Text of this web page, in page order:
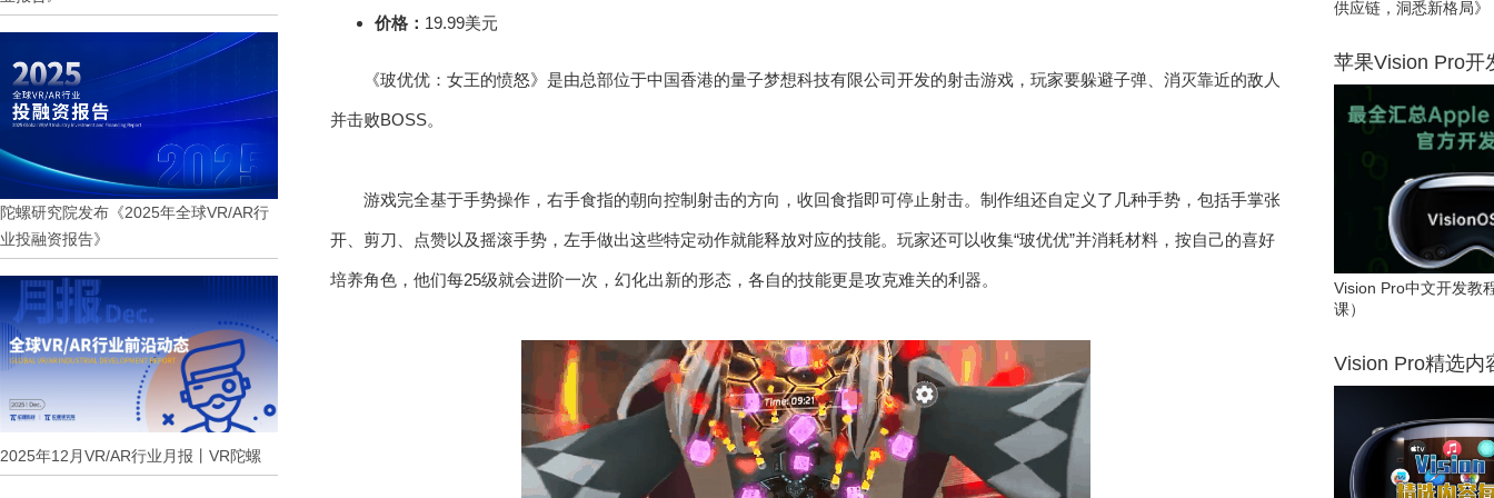
陀螺研究院发布《2025年全球VR/AR行
业投融资报告》
2025年12月VR/AR行业月报丨VR陀螺
价格： 19.99美元
《玻优优：女王的愤怒》是由总部位于中国香港的量子梦想科技有限公司开发的射击游戏，玩家要躲避子弹、消灭靠近的敌人
并击败BOSS。
游戏完全基于手势操作，右手食指的朝向控制射击的方向，收回食指即可停止射击。制作组还自定义了几种手势，包括手掌张
开、剪刀、点赞以及摇滚手势，左手做出这些特定动作就能释放对应的技能。玩家还可以收集“玻优优”并消耗材料，按自己的喜好
培养角色，他们每25级就会进阶一次，幻化出新的形态，各自的技能更是攻克难关的利器。
供应链，洞悉新格局》
苹果Vision Pro开
Vision Pro中文开发教
课）
Vision Pro精选内